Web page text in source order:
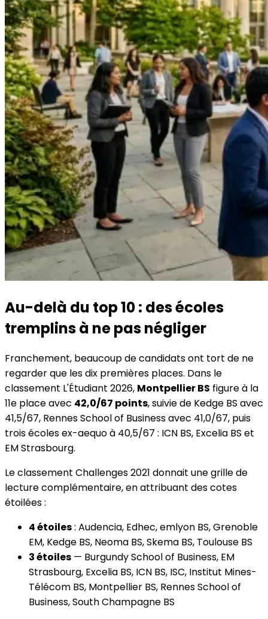
Au-delà du top 10 : des écoles
tremplins à ne pas négliger
Franchement, beaucoup de candidats ont tort de ne
regarder que les dix premières places. Dans le
classement L'Étudiant 2026, Montpellier BS figure à la
11e place avec 42,0/67 points, suivie de Kedge BS avec
41,5/67, Rennes School of Business avec 41,0/67, puis
trois écoles ex-aequo à 40,5/67 : ICN BS, Excelia BS et
EM Strasbourg.
Le classement Challenges 2021 donnait une grille de
lecture complémentaire, en attribuant des cotes
étoilées :
4 étoiles: Audencia, Edhec, emlyon BS, Grenoble
EM, Kedge BS, Neoma BS, Skema BS, Toulouse BS
3 étoiles — Burgundy School of Business, EM
Strasbourg, Excelia BS, ICN BS, ISC, Institut Mines-
Télécom BS, Montpellier BS, Rennes School of
Business, South Champagne BS